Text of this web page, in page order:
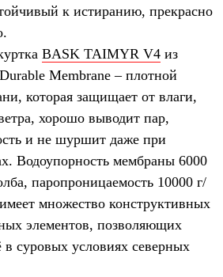
к истиранию, прекрасно
BASK TAIMYR V4 из
Membrane – плотной
которая защищает от влаги,
хорошо выводит пар,
и не шуршит даже при
Водоупорность мембраны 6000
паропроницаемость 10000 г/
множество конструктивных
элементов, позволяющих
в суровых условиях северных